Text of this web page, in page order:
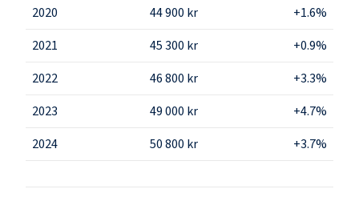
2020
44 900 kr
+1.6%
2021
45 300 kr
+0.9%
2022
46 800 kr
+3.3%
2023
49 000 kr
+4.7%
2024
50 800 kr +3.7%